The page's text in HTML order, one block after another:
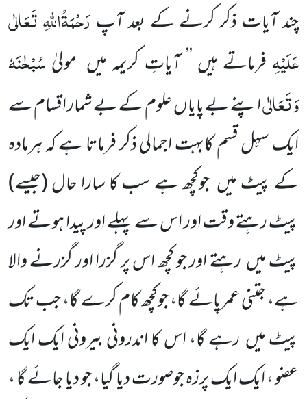
چند آیات ذکر کرنے کے بعد آپرَحْمَۃُاللّٰہِ تَعَالٰی
عَلَیْہِفرماتے ہیں ’’ آیاتِ کریمہ میں مولیٰسُبْحٰنَہٗ
وَتَعَالٰیاپنے بے پایاں علوم کے بے شمار اقسام سے
ایک سہل قسم کابہت اجمالی ذکر فرماتا ہے کہ ہرمادہ
کے پیٹ میں جوکچھ ہے سب کا سارا حال (جیسے)
پیٹ رہتے وقت اور اس سے پہلے اور پیدا ہوتے اور
پیٹ میں رہتے اور جو کچھ اس پر گزرا اور گزرنے والا
ہے، جتنی عمرپائے گا، جوکچھ کام کرے گا، جب تک
پیٹ میں رہے گا، اس کا اندرونی بیرونی ایک ایک
عضو ، ایک ایک پرزہ جوصورت دیا گیا، جو دیا جائے گا ،